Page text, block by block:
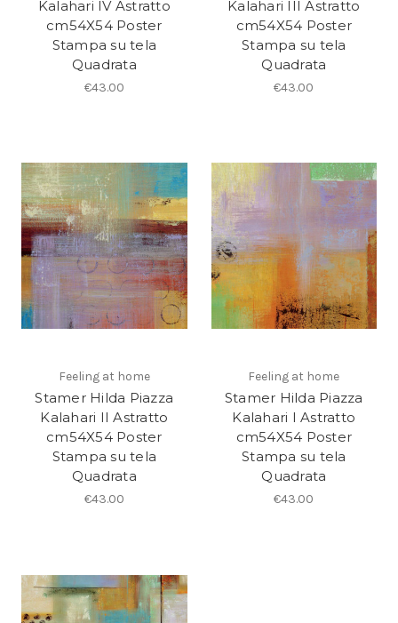
Kalahari IV Astratto
cm54X54 Poster
Stampa su tela
Quadrata
€43.00
Kalahari III Astratto
cm54X54 Poster
Stampa su tela
Quadrata
€43.00
Feeling at home
Stamer Hilda Piazza
Kalahari II Astratto
cm54X54 Poster
Stampa su tela
Quadrata
€43.00
Feeling at home
Stamer Hilda Piazza
Kalahari I Astratto
cm54X54 Poster
Stampa su tela
Quadrata
€43.00